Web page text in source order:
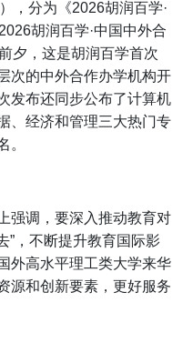
），分为《2026胡润百学·
胡润百学·中国中外合
夕，这是胡润百学首次
次的中外合作办学机构开
发布还同步公布了计算机
、经济和管理三大热门专
。
强调，要深入推动教育对
”，不断提升教育国际影
外高水平理工类大学来华
源和创新要素，更好服务